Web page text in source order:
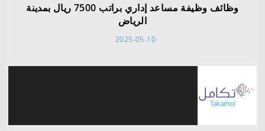
وظائف وظيفة مساعد إداري براتب 7500 ريال بمدينة
الرياض
2025-05-10